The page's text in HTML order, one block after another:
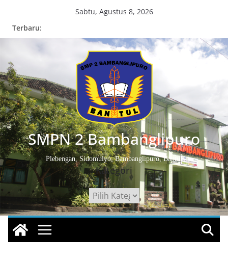
Sabtu, Agustus 8, 2026
Terbaru:
SMPN 2 Bambanglipuro
Plebengan, Sidomulyo, Bambanglipuro, Bantul
Kategori
Kategori